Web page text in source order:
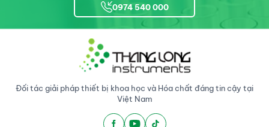
tích các chất chuyển hoá
(metabolites) và protein
trong các đối tượng mẫu sinh
ORCID: 0000-0002-
. Chương 4 cuốn
sách này cung cấp một cái
nhìn tổng quan về các phương
pháp phân tích hiện tại cũng
liên quan tới việc phát hiện và
0974 540 000
Đối tác giải pháp thiết bị khoa học và Hóa chất đáng tin cậy tại
Việt Nam